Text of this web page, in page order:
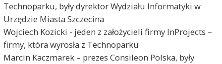
Technoparku, były dyrektor Wydziału Informatyki w
Urzędzie Miasta Szczecina
Wojciech Kozicki - jeden z założycieli firmy InProjects –
firmy, która wyrosła z Technoparku
Marcin Kaczmarek – prezes Consileon Polska, były